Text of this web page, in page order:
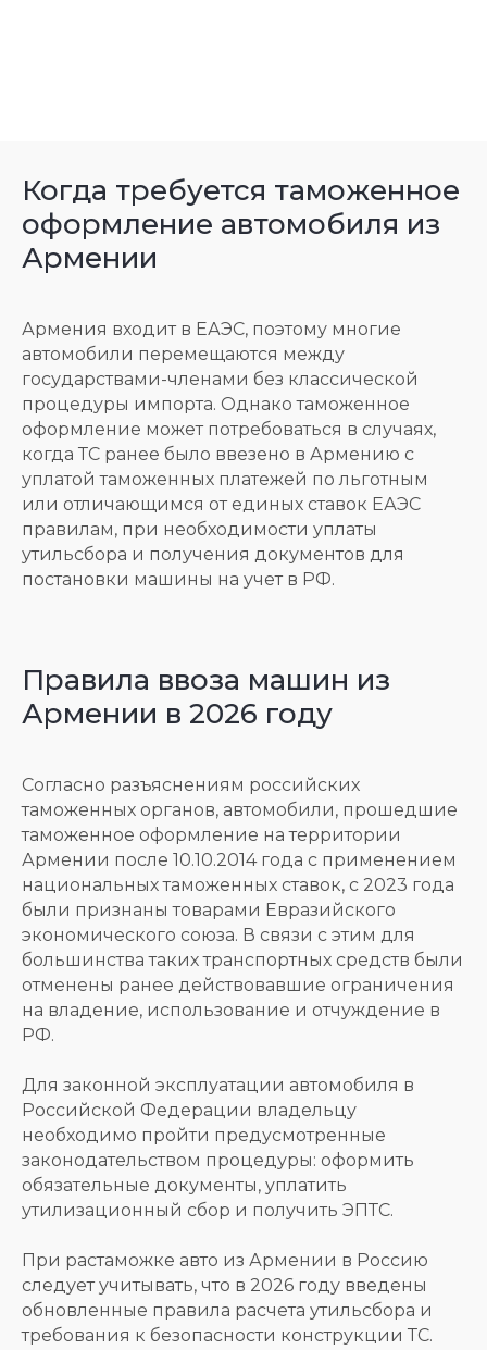
Когда требуется таможенное
оформление автомобиля из
Армении
Армения входит в ЕАЭС, поэтому многие
автомобили перемещаются между
государствами-членами без классической
процедуры импорта. Однако таможенное
оформление может потребоваться в случаях,
когда ТС ранее было ввезено в Армению с
уплатой таможенных платежей по льготным
или отличающимся от единых ставок ЕАЭС
правилам, при необходимости уплаты
утильсбора и получения документов для
постановки машины на учет в РФ.
Правила ввоза машин из
Армении в 2026 году
Согласно разъяснениям российских
таможенных органов, автомобили, прошедшие
таможенное оформление на территории
Армении после 10.10.2014 года с применением
национальных таможенных ставок, с 2023 года
были признаны товарами Евразийского
экономического союза. В связи с этим для
большинства таких транспортных средств были
отменены ранее действовавшие ограничения
на владение, использование и отчуждение в
РФ.
Для законной эксплуатации автомобиля в
Российской Федерации владельцу
необходимо пройти предусмотренные
законодательством процедуры: оформить
обязательные документы, уплатить
утилизационный сбор и получить ЭПТС.
При растаможке авто из Армении в Россию
следует учитывать, что в 2026 году введены
обновленные правила расчета утильсбора и
требования к безопасности конструкции ТС.